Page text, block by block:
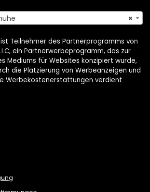
×
Teilnehmer des Partnerprogramms von
ein Partnerwerbeprogramm, das zur
Mediums für Websites konzipiert wurde,
die Platzierung von Werbeanzeigen und
Werbekostenerstattungen verdient